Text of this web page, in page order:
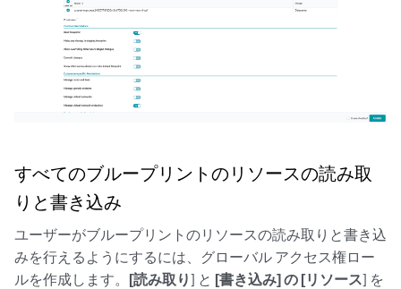
すべてのブループリントのリソースの読み取
りと書き込み
ユーザーがブループリントのリソースの読み取りと書き込
みを行えるようにするには、グローバル アクセス権ロー
ルを作成します。 [読み取り] と [書き込み] の [リソース] を